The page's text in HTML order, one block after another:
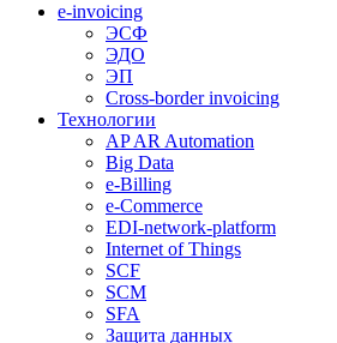
e-invoicing
ЭСФ
ЭДО
ЭП
Cross-border invoicing
Технологии
AP AR Automation
Big Data
e-Billing
e-Commerce
EDI-network-platform
Internet of Things
SCF
SCM
SFA
Защита данных